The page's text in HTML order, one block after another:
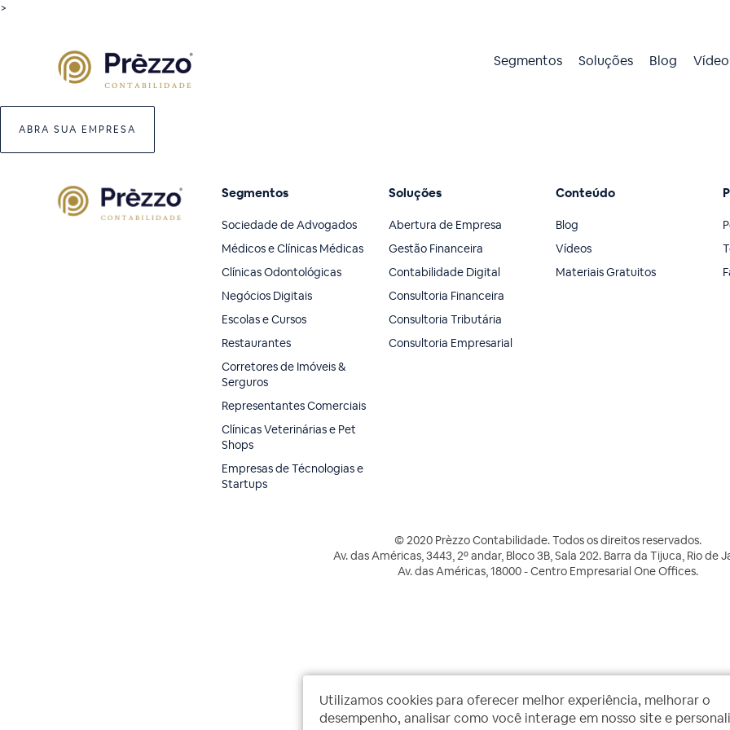
>
Utilizamos cookies para oferecer melhor experiência, melhorar o
desempenho, analisar como você interage em nosso site e
Segmentos Soluções Blog
ABRA SUA EMPRESA
Segmentos
Sociedade de Advogados
Médicos e Clínicas Médicas
Clínicas Odontológicas
Negócios Digitais
Escolas e Cursos
Restaurantes
Corretores de Imóveis &
Serguros
Representantes Comerciais
Clínicas Veterinárias e Pet
Shops
Empresas de Técnologias e
Startups
Soluções
Abertura de Empresa
Gestão Financeira
Contabilidade Digital
Consultoria Financeira
Consultoria Tributária
Consultoria Empresarial
Conteúdo
Blog
Vídeos
Materiais Gratuitos
© 2020 Prèzzo Contabilidade. Todos os direitos reservados.
Av. das Américas, 3443, 2º andar, Bloco 3B, Sala 202. Barra da Tijuca, Rio de
Av. das Américas, 18000 - Centro Empresarial One Offices.